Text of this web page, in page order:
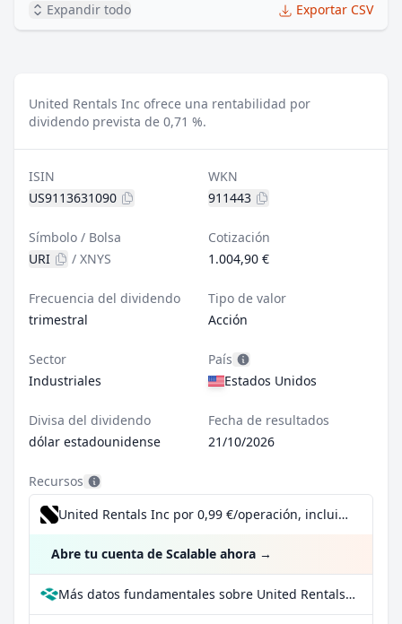
Expandir todo Exportar CSV
United Rentals Inc ofrece una rentabilidad por
dividendo prevista de 0,71 %.
ISIN
US9113631090
WKN
911443
Símbolo / Bolsa
URI
/ XNYS
Cotización
1.004,90 €
Frecuencia del dividendo
trimestral
Tipo de valor
Acción
Sector
Industriales
País
Estados Unidos
Divisa del dividendo
dólar estadounidense
Fecha de resultados
21/10/2026
Recursos
United Rentals Inc por 0,99 €/operación, incluido el Dividend Reinvestment Plan
Abre tu cuenta de Scalable ahora →
Más datos fundamentales sobre United Rentals Inc en Parqet